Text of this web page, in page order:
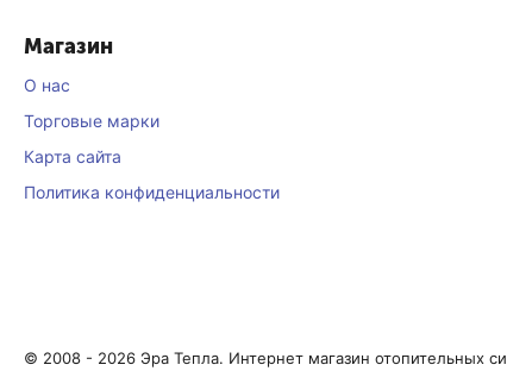
Магазин
О нас
Торговые марки
Карта сайта
Политика конфиденциальности
© 2008 - 2026 Эра Тепла. Интернет магазин отопительных